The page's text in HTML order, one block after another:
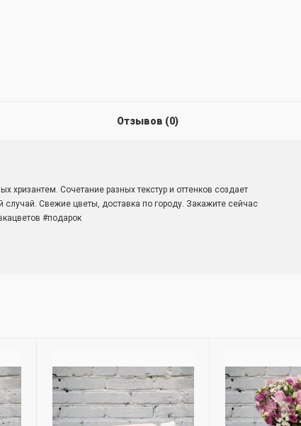
Отзывов (0)
хризантем. Сочетание разных текстур и оттенков создает
Свежие цветы, доставка по городу. Закажите сейчас
#подарок